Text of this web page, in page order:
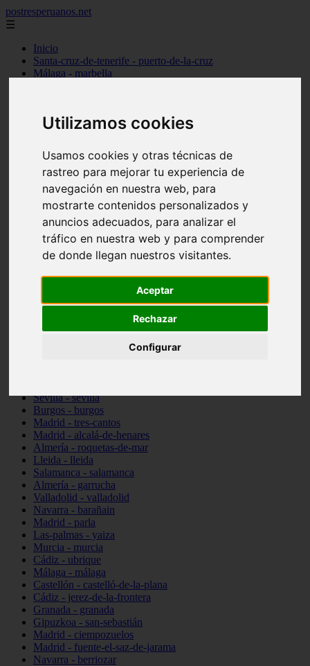
Utilizamos cookies
Usamos cookies y otras técnicas de
rastreo para mejorar tu experiencia de
navegación en nuestra web, para
mostrarte contenidos personalizados y
anuncios adecuados, para analizar el
tráfico en nuestra web y para comprender
de donde llegan nuestros visitantes.
Aceptar
Rechazar
Configurar
postresperuanos.net
☰
Inicio
Santa-cruz-de-tenerife - puerto-de-la-cruz
Málaga - marbella
Barcelona - l39hospitalet-de-llobregat
Alicante - dénia
Madrid - pozuelo-de-alarcón
Valencia - valencia
Barcelona - granollers
Girona - girona
Illes-balears - palma-de-mallorca
Las-palmas - arrecife
Alicante - alicante
Madrid - getafe
Toledo - talavera-de-la-reina
Illes-balears - santa-margalida
Sevilla - sevilla
Burgos - burgos
Madrid - tres-cantos
Madrid - alcalá-de-henares
Almería - roquetas-de-mar
Lleida - lleida
Salamanca - salamanca
Almería - garrucha
Valladolid - valladolid
Navarra - barañain
Madrid - parla
Las-palmas - yaiza
Murcia - murcia
Cádiz - ubrique
Málaga - málaga
Castellón - castelló-de-la-plana
Cádiz - jerez-de-la-frontera
Granada - granada
Gipuzkoa - san-sebastián
Madrid - ciempozuelos
Madrid - fuente-el-saz-de-jarama
Navarra - berriozar